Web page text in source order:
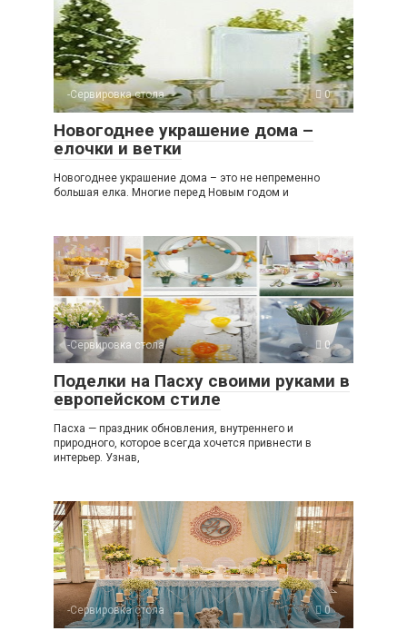
-Сервировка стола 0
Новогоднее украшение дома –
елочки и ветки
Новогоднее украшение дома – это не непременно
большая елка. Многие перед Новым годом и
-Сервировка стола 0
Поделки на Пасху своими руками в
европейском стиле
Пасха — праздник обновления, внутреннего и
природного, которое всегда хочется привнести в
интерьер. Узнав,
-Сервировка стола 0